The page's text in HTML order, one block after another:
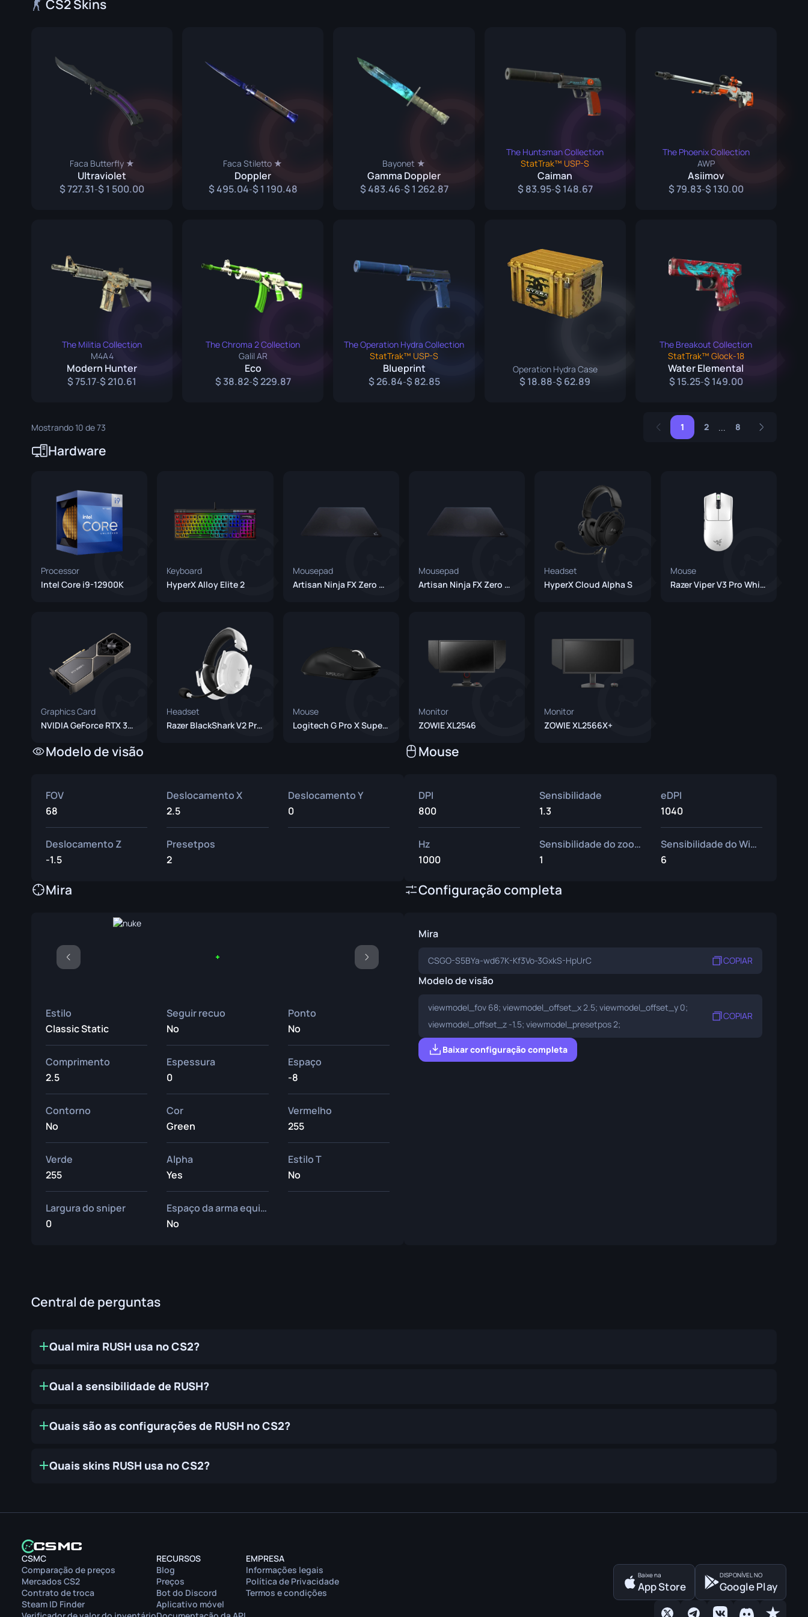
Luvas de Especialista
Faca Kukri
Faca Paracord
Faca de Sobrevivência
SCAR-20
SG 553 Pins
CS2 Skins
Faca Butterfly ★
Ultraviolet
727.31- 1 500.00
Faca Stiletto ★
Doppler
495.04- 1 190.48
Bayonet ★
Gamma Doppler
483.46- 1 262.87
The Huntsman Collection
StatTrak™ USP-S
Caiman
83.95- 148.67
The Phoenix Collection
AWP
Asiimov
79.83- 130.00
The Militia Collection
M4A4
Modern Hunter
75.17- 210.61
The Chroma 2 Collection
Galil AR
Eco
38.82- 229.87
The Operation Hydra Collection
StatTrak™ USP-S
Blueprint
26.84- 82.85
Operation Hydra Case
18.88- 62.89
The Breakout Collection
StatTrak™ Glock-18
Water Elemental
15.25- 149.00
Mostrando 10 de 73 1 2 ... 8
Hardware
Processor
Intel Core i9-12900K
Keyboard
HyperX Alloy Elite 2
Mousepad
Artisan Ninja FX Zero XSoft
Mousepad
Artisan Ninja FX Zero XSoft Black
Headset
HyperX Cloud Alpha S
Mouse
Razer Viper V3 Pro White
Graphics Card
NVIDIA GeForce RTX 3080 Ti
Headset
Razer BlackShark V2 Pro White
Mouse
Logitech G Pro X Superlight Black
Monitor
ZOWIE XL2546
Monitor
ZOWIE XL2566X+
Modelo de visão
FOV
68
Deslocamento X
2.5
Deslocamento Y
0
Deslocamento Z
-1.5
Presetpos
2
Mouse
DPI
800
Sensibilidade
1.3
eDPI
1040
Hz
1000
Sensibilidade do zoom
1
Sensibilidade do Windows
6
Mira
Estilo
Classic Static
Seguir recuo
No
Ponto
No
Comprimento
2.5
Espessura
0
Espaço
-8
Contorno
No
Cor
Green
Vermelho
255
Verde
255
Alpha
Yes
Estilo T
No
Largura do sniper
0
Espaço da arma equipada
No
Configuração completa
Mira
CSGO-S5BYa-wd67K-Kf3Vo-3GxkS-HpUrC COPIAR
Modelo de visão
viewmodel_fov 68; viewmodel_offset_x 2.5; viewmodel_offset_y 0;
viewmodel_offset_z -1.5; viewmodel_presetpos 2;
COPIAR
Baixar configuração completa
Central de perguntas
Qual mira RUSH usa no CS2?
Qual a sensibilidade de RUSH?
Quais são as configurações de RUSH no CS2?
Quais skins RUSH usa no CS2?
CSMC
Comparação de preços
Mercados CS2
Contrato de troca
Steam ID Finder
RECURSOS
Blog
Preços
Bot do Discord
Aplicativo móvel
EMPRESA
Informações legais
Política de Privacidade
Termos e condições
Baixe na
App Store
DISPONÍVEL NO
Google Play